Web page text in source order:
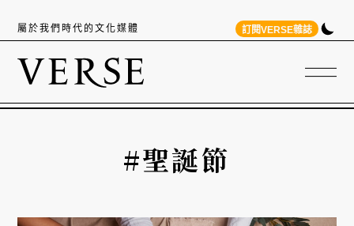
屬於我們時代的文化媒體 訂閱VERSE雜誌
#聖誕節